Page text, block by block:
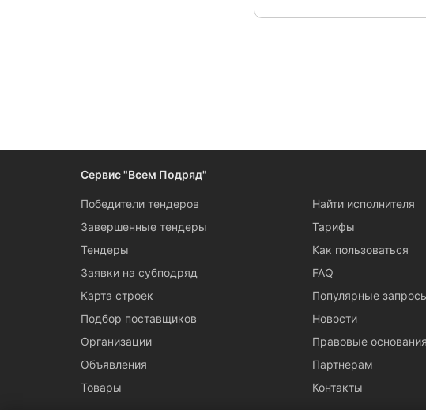
Сервис "Всем Подряд"
Победители тендеров
Завершенные тендеры
Тендеры
Заявки на субподряд
Карта строек
Подбор поставщиков
Организации
Объявления
Товары
Найти исполнителя
Тарифы
Как пользоваться
FAQ
Популярные
Новости
Правовые основания
Партнерам
Контакты